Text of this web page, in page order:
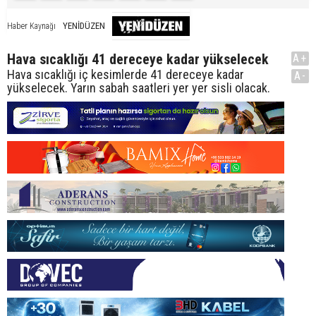
Haber Kaynağı YENİDÜZEN
Hava sıcaklığı 41 dereceye kadar yükselecek
Hava sıcaklığı iç kesimlerde 41 dereceye kadar
yükselecek. Yarın sabah saatleri yer yer sisli olacak.
A+
A-